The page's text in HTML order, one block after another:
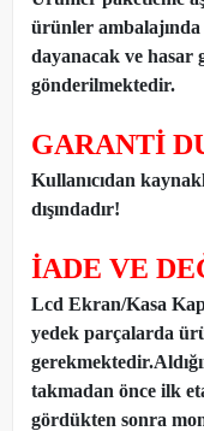
ürünler
dayanacak ve hasar
gönderilmektedir.
GARANTİ
Kullanıcıdan
dışındadır!
İADE VE
Lcd Ekran/Kasa
yedek parçalarda
takmadan önce ilk
gördükten sonra